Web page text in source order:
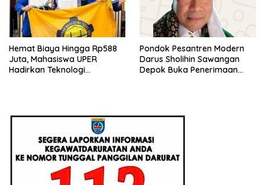
Hemat Biaya Hingga Rp588
Juta, Mahasiswa UPER
Hadirkan Teknologi
Pondok Pesantren Modern
Darus Sholihin Sawangan
Depok Buka Penerimaan